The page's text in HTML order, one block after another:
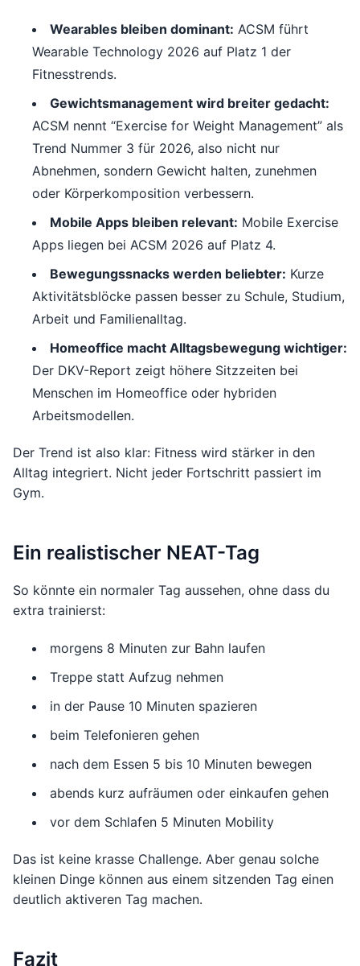
Wearables bleiben dominant: ACSM führt
Wearable Technology 2026 auf Platz 1 der
Fitnesstrends.
Gewichtsmanagement wird breiter gedacht:
ACSM nennt “Exercise for Weight Management” als
Trend Nummer 3 für 2026, also nicht nur
Abnehmen, sondern Gewicht halten, zunehmen
oder Körperkomposition verbessern.
Mobile Apps bleiben relevant: Mobile Exercise
Apps liegen bei ACSM 2026 auf Platz 4.
Bewegungssnacks werden beliebter: Kurze
Aktivitätsblöcke passen besser zu Schule, Studium,
Arbeit und Familienalltag.
Homeoffice macht Alltagsbewegung wichtiger:
Der DKV-Report zeigt höhere Sitzzeiten bei
Menschen im Homeoffice oder hybriden
Arbeitsmodellen.
Der Trend ist also klar: Fitness wird stärker in den
Alltag integriert. Nicht jeder Fortschritt passiert im
Gym.
Ein realistischer NEAT-Tag
So könnte ein normaler Tag aussehen, ohne dass du
extra trainierst:
morgens 8 Minuten zur Bahn laufen
Treppe statt Aufzug nehmen
in der Pause 10 Minuten spazieren
beim Telefonieren gehen
nach dem Essen 5 bis 10 Minuten bewegen
abends kurz aufräumen oder einkaufen gehen
vor dem Schlafen 5 Minuten Mobility
Das ist keine krasse Challenge. Aber genau solche
kleinen Dinge können aus einem sitzenden Tag einen
deutlich aktiveren Tag machen.
Fazit